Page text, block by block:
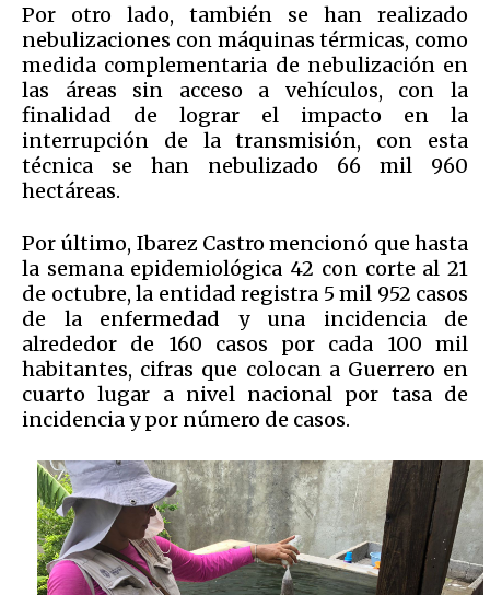
Por otro lado, también se han realizado
nebulizaciones con máquinas térmicas, como
medida complementaria de nebulización en
las áreas sin acceso a vehículos, con la
finalidad de lograr el impacto en la
interrupción de la transmisión, con esta
técnica se han nebulizado 66 mil 960
hectáreas.
Por último, Ibarez Castro mencionó que hasta
la semana epidemiológica 42 con corte al 21
de octubre, la entidad registra 5 mil 952 casos
de la enfermedad y una incidencia de
alrededor de 160 casos por cada 100 mil
habitantes, cifras que colocan a Guerrero en
cuarto lugar a nivel nacional por tasa de
incidencia y por número de casos.